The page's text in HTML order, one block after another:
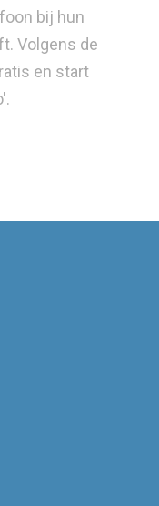
bij hun
Volgens de
en start